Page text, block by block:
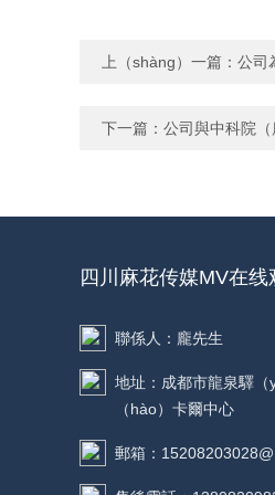
上（shàng）一篇： 公司
下一篇： 公司與中科院
四川麻花传媒MV在线
聯係人：龐先生
地址：成都市龍泉驛
（hào）卡爾中心
郵箱：